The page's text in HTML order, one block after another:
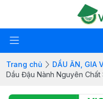
Trang chủ DẦU ĂN, GIA
Dầu Đậu Nành Nguyên Chất